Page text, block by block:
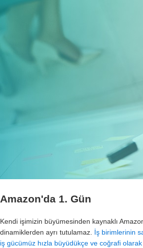
Amazon'da 1. Gün
Kendi işimizin büyümesinden kaynaklı
dinamiklerden ayrı tutulamaz. İş birimlerinin
iş gücümüz hızla büyüdükçe ve coğrafi olarak